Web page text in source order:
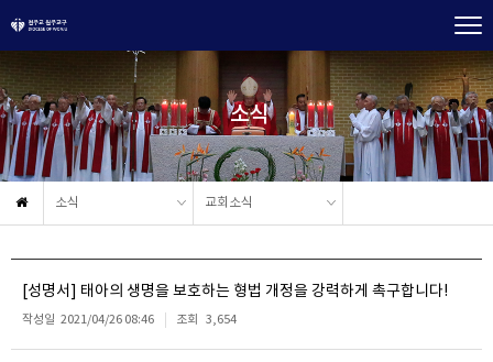
소식
소식 교회소식
[성명서] 태아의 생명을 보호하는 형법 개정을 강력하게 촉구합니다!
작성일 2021/04/26 08:46 조회 3,654